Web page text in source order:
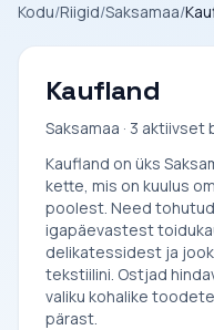
Kodu/Riigid/Saksamaa/
Kaufland
Saksamaa · 3 aktiivset
Kaufland on üks
kette, mis on kuulus
poolest. Need
igapäevastest
delikatessidest ja
tekstiilini. Ostjad
valiku kohalike
pärast.